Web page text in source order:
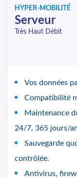
HYPER-MOBILITÉ
Serveur
Très Haut Débit
Vos données
Compatibilité
Maintenance
24/7, 365 jours/
Sauvegarde
contrôlée.
Antivirus,